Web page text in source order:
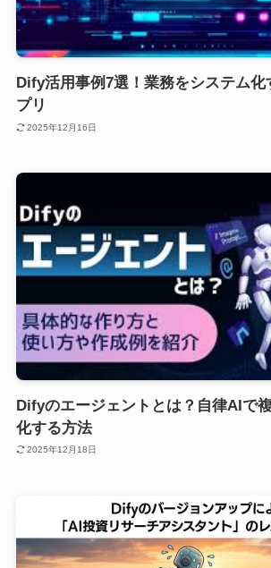
Dify活用事例7選！業務をシステム
プリ
2025年12月16日
Difyのエージェントとは？自律AIで
化する方法
2025年12月18日